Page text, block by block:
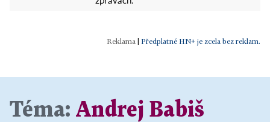
Předplatné HN+ je zcela bez reklam.
Téma: Andrej Babiš